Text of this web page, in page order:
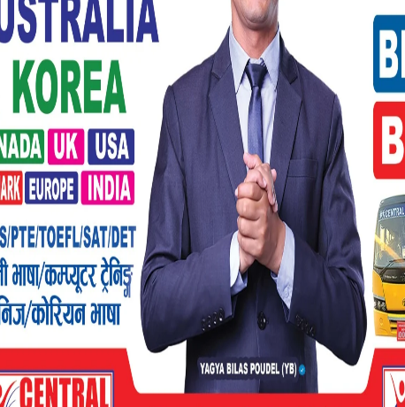
गर्नुपर्ने भए पनि आफूलाई जानकारी नै नदिइ पत्र
पारेर लगिएको ईलाका प्रहरी कार्यालय निजगढका
दिए । ‘कार्यालयको नाममा आएको पत्र सिधै अस्थायी
ओलीले भने, ‘उतैबाट कागजपत्र बनाएर नागरिकता
गर्न पाएको भए झुटो विवरणको आधारमा यसरी
।
रजनीलाई नेपाली नागरिकताको प्रमाणपत्र
रद्द गर्न अर्को पत्र पठाएपछि सो बारेमा छानबिन
सिमराका प्रशासकीय अधिकृत मोहनप्रसाद अर्यालले
र वडा अध्यक्ष गोलेलाई पनि सोधपुछको लागि
बोलाइएको जानकारी दिए ।